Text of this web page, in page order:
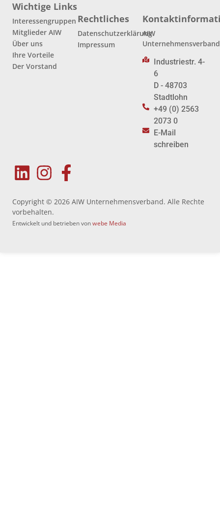
Wichtige Links
Interessengruppen
Mitglieder AIW
Über uns
Ihre Vorteile
Der Vorstand
Rechtliches
Datenschutzerklärung
Impressum
AIW
Unternehmensverband
Industriestr. 4-
6
D - 48703
Stadtlohn
+49 (0) 2563
2073 0
E-Mail
schreiben
Copyright © 2026 AIW Unternehmensverband. Alle Rechte
vorbehalten.
Entwickelt und betrieben vonwebe Media